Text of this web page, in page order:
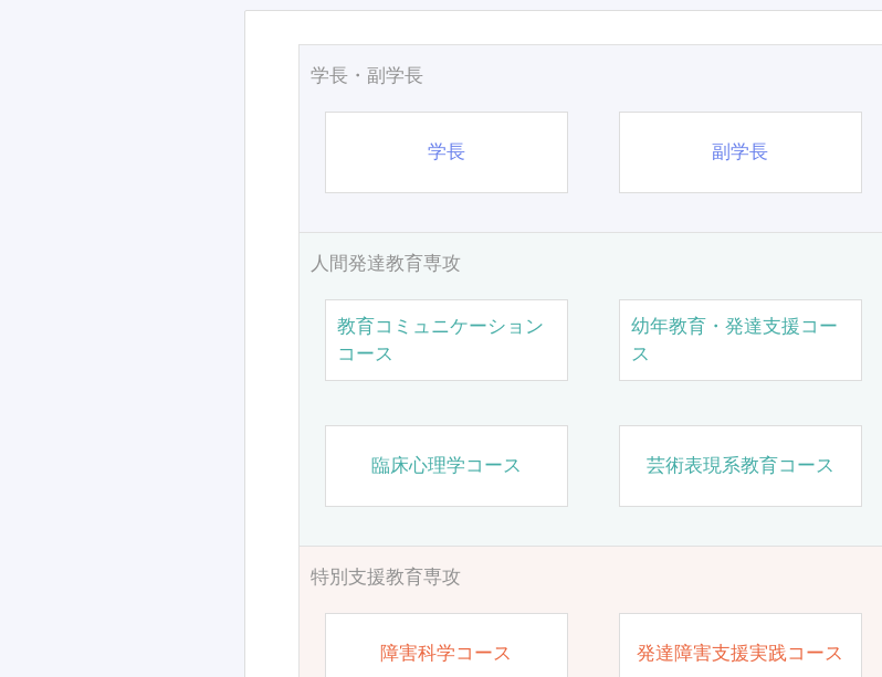
学長・副学長
学長 副学長
人間発達教育専攻
教育コミュニケーション
コース
幼年教育・発達支援コー
ス
臨床心理学コース 芸術表現系教育コース
特別支援教育専攻
障害科学コース 発達障害支援実践コース